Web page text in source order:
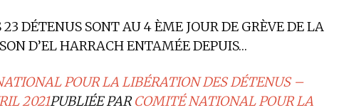
DÉTENUS SONT AU 4 ÈME JOUR DE GRÈVE DE LA
D’EL HARRACH ENTAMÉE DEPUIS…
POUR LA LIBÉRATION DES DÉTENUS –
2021PUBLIÉE PAR COMITÉ NATIONAL POUR LA